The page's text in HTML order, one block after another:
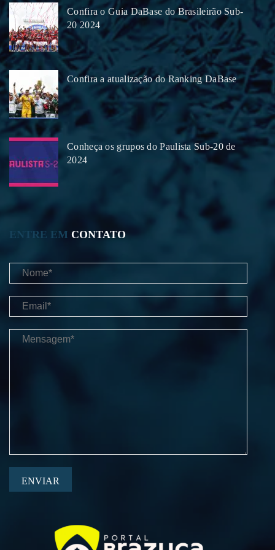
Confira o Guia DaBase do Brasileirão Sub-
20 2024
Confira a atualização do Ranking DaBase
Conheça os grupos do Paulista Sub-20 de
2024
ENTRE EM CONTATO
ENVIAR